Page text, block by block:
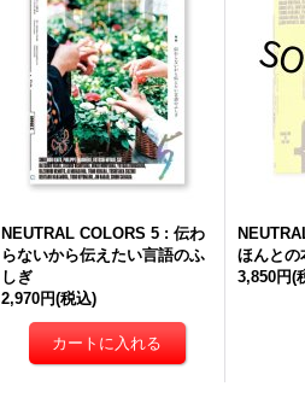
NEUTRAL COLORS 5 : 伝わ
らないから伝えたい言語のふ
しぎ
2,970円(税込)
ほんとの
3,850円(